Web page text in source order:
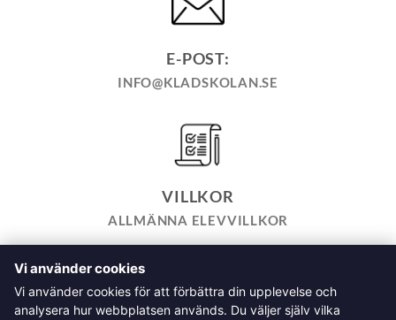
E-POST:
INFO@KLADSKOLAN.SE
VILLKOR
ALLMÄNNA ELEVVILLKOR
TILL KASSAN VARUKORG
HEMSIDEPOLICY
COOKIEPOLICY
INTEGRITETSPOLICY
Vi använder cookies
Vi använder cookies för att förbättra din upplevelse och
analysera hur webbplatsen används. Du väljer själv vilka